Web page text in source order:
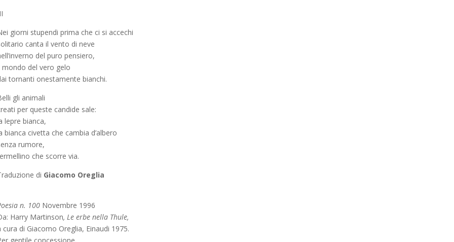
giorni stupendi prima che ci si accechi
canta il vento di neve
del puro pensiero,
mondo del vero gelo
tornanti onestamente bianchi.
gli animali
per queste candide sale:
lepre bianca,
bianca civetta che cambia d’albero
rumore,
che scorre via.
di Giacomo Oreglia
n. 100 Novembre 1996
Harry Martinson, Le erbe nella Thule,
cura di Giacomo Oreglia, Einaudi 1975.